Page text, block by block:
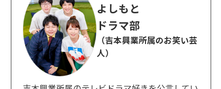
よしもと
ドラマ部
（吉本興業所属のお笑い芸
人）